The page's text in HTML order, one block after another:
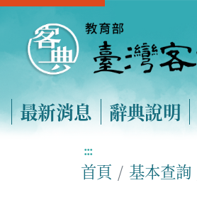
最新消息 辭典說明
:::
首頁 基本查詢